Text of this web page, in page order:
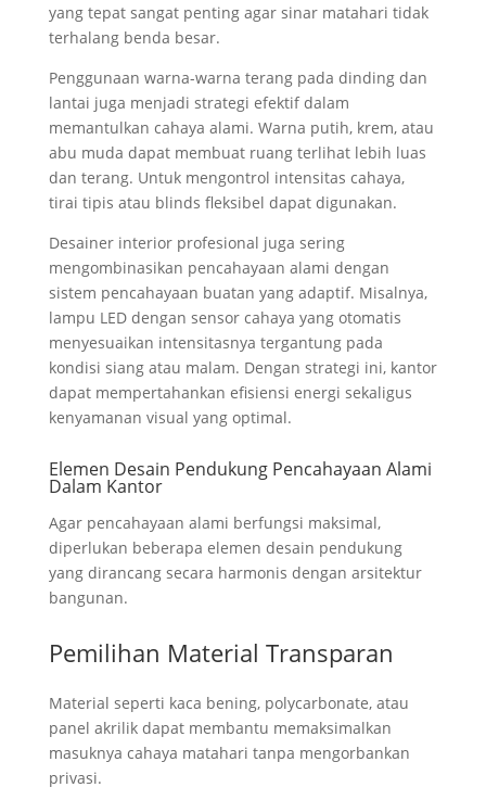
yang tepat sangat penting agar sinar matahari tidak
terhalang benda besar.
Penggunaan warna-warna terang pada dinding dan
lantai juga menjadi strategi efektif dalam
memantulkan cahaya alami. Warna putih, krem, atau
abu muda dapat membuat ruang terlihat lebih luas
dan terang. Untuk mengontrol intensitas cahaya,
tirai tipis atau blinds fleksibel dapat digunakan.
Desainer interior profesional juga sering
mengombinasikan pencahayaan alami dengan
sistem pencahayaan buatan yang adaptif. Misalnya,
lampu LED dengan sensor cahaya yang otomatis
menyesuaikan intensitasnya tergantung pada
kondisi siang atau malam. Dengan strategi ini, kantor
dapat mempertahankan efisiensi energi sekaligus
kenyamanan visual yang optimal.
Elemen Desain Pendukung Pencahayaan Alami
Dalam Kantor
Agar pencahayaan alami berfungsi maksimal,
diperlukan beberapa elemen desain pendukung
yang dirancang secara harmonis dengan arsitektur
bangunan.
Pemilihan Material Transparan
Material seperti kaca bening, polycarbonate, atau
panel akrilik dapat membantu memaksimalkan
masuknya cahaya matahari tanpa mengorbankan
privasi.